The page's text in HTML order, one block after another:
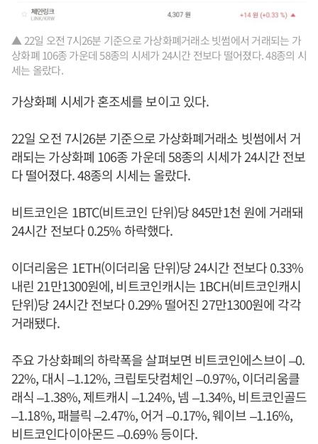
▲ 22일 오전 7시26분 기준으로 가상화폐거래소 빗썸에서 거래되는 가
상화폐 106종 가운데 58종의 시세가 24시간 전보다 떨어졌다. 48종의 시
세는 올랐다.
가상화폐 시세가 혼조세를 보이고 있다.
22일 오전 7시26분 기준으로 가상화폐거래소 빗썸에서 거
래되는 가상화폐 106종 가운데 58종의 시세가 24시간 전보
다 떨어졌다. 48종의 시세는 올랐다.
비트코인은 1BTC(비트코인 단위)당 845만1천 원에 거래돼
24시간 전보다 0.25% 하락했다.
이더리움은 1ETH(이더리움 단위)당 24시간 전보다 0.33%
내린 21만1300원에, 비트코인캐시는 1BCH(비트코인캐시
단위)당 24시간 전보다 0.29% 떨어진 27만1300원에 각각
거래됐다.
주요 가상화폐의 하락폭을 살펴보면 비트코인에스브이 –0.
22%, 대시 –1.12%, 크립토닷컴체인 –0.97%, 이더리움클
래식 –1.38%, 제트캐시 –1.24%, 넴 –1.34%, 비트코인골드
–1.18%, 패블릭 –2.47%, 어거 –0.17%, 웨이브 –1.16%,
비트코인다이아몬드 –0.69% 등이다.